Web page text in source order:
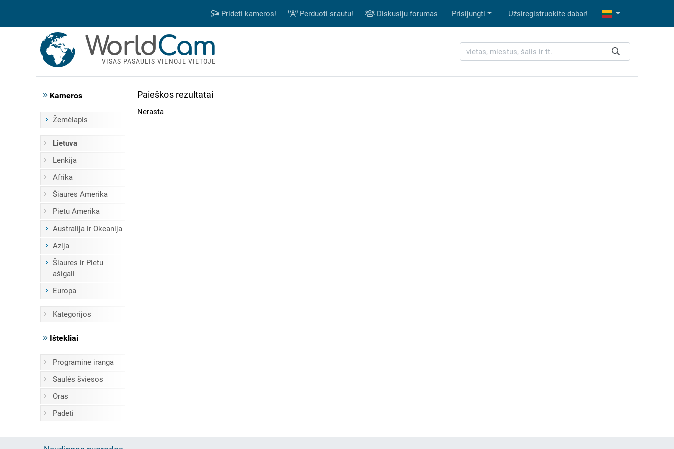
Prideti kameros! Perduoti srautu! Diskusiju forumas Prisijungti Užsiregistruokite dabar!
WorldCam
VISAS PASAULIS VIENOJE VIETOJE
Kameros
Žemėlapis
Lietuva
Lenkija
Afrika
Šiaures Amerika
Pietu Amerika
Australija ir Okeanija
Azija
Šiaures ir Pietu
ašigali
Europa
Kategorijos
Ištekliai
Programine iranga
Saulės šviesos
Oras
Padeti
Paieškos rezultatai
Nerasta